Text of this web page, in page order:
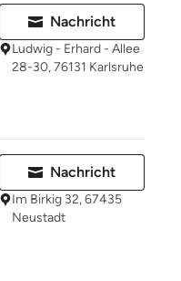
Nachricht
Ludwig - Erhard - Allee
28-30, 76131 Karlsruhe
Nachricht
Im Birkig 32, 67435
Neustadt